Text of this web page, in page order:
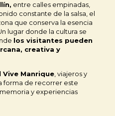
entre calles empinadas,
constante de la salsa, el
que conserva la esencia
lugar donde la cultura se
los visitantes pueden
creativa y
Vive Manrique, viajeros y
forma de recorrer este
y experiencias